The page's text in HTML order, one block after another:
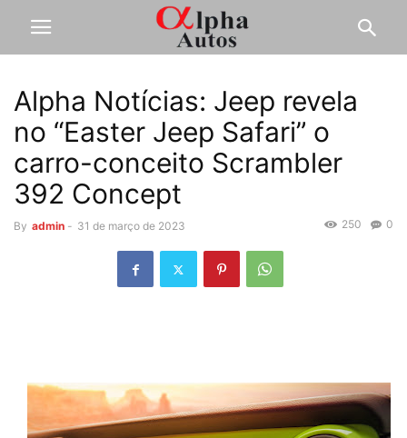
Alpha Notícias: Jeep revela
no “Easter Jeep Safari” o
carro-conceito Scrambler
392 Concept
By admin - 31 de março de 2023 0
250